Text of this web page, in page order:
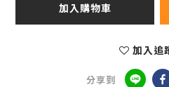
加入購物車
加入追
分享到